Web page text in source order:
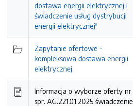
dostawa energii elektrycznej i
świadczenie usług dystrybucji
energii elektrycznej"
Zapytanie ofertowe -
kompleksowa dostawa energii
elektrycznej
Informacja o wyborze oferty nr
spr. AG.221.01.2025 świadczenie